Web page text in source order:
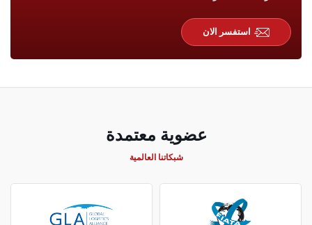
استفسر الان
عضوية معتمدة
شبكاتنا العالمية